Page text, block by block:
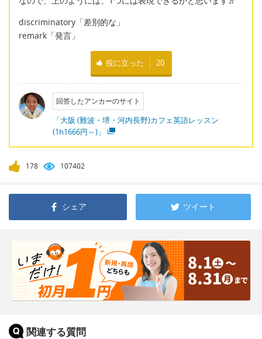
discriminatory「差別的な」
remark「発言」
役に立った 20
回答したアンカーのサイト
「大阪 (難波・堺・河内長野)カフェ英語レッスン
(1h1666円～)」
178 107402
シェア ツイート
関連する質問